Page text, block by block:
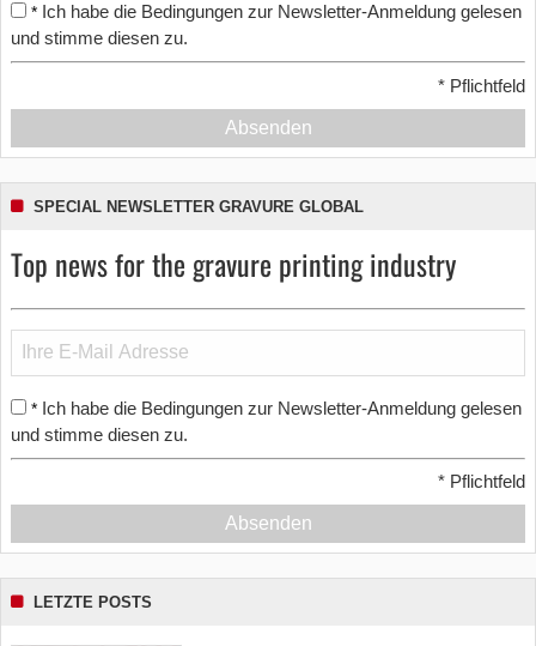
* Ich habe die Bedingungen zur Newsletter-Anmeldung gelesen
und stimme diesen zu.
* Pflichtfeld
Absenden
SPECIAL NEWSLETTER GRAVURE GLOBAL
Top news for the gravure printing industry
* Ich habe die Bedingungen zur Newsletter-Anmeldung gelesen
und stimme diesen zu.
* Pflichtfeld
Absenden
LETZTE POSTS